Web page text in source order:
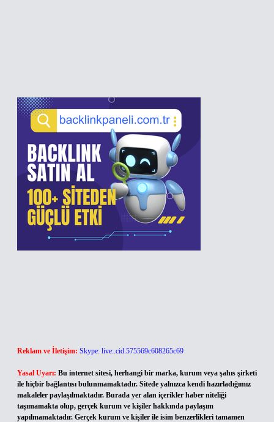
Reklam ve İletişim: Skype: live:.cid.575569c608265c69
Yasal Uyarı: Bu internet sitesi, herhangi bir marka, kurum veya şahıs şirketi
ile hiçbir bağlantısı bulunmamaktadır. Sitede yalnızca kendi hazırladığımız
makaleler paylaşılmaktadır. Burada yer alan içerikler haber niteliği
taşımamakta olup, gerçek kurum ve kişiler hakkında paylaşım
yapılmamaktadır. Gerçek kurum ve kişiler ile isim benzerlikleri tamamen